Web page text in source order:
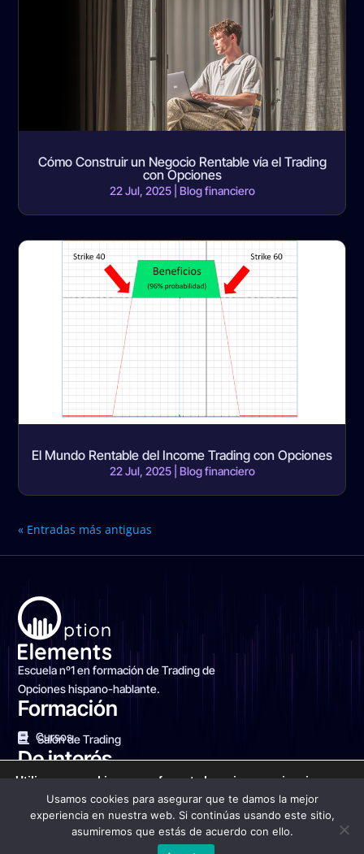
Cómo Construir un Negocio Rentable vía el Trading
con Opciones
22 Jul, 2025| Blog financiero
El Mundo Rentable del Income Trading con Opciones
22 Jul, 2025| Blog financiero
« Entradas más antiguas
Escuela nº1 en formación de Trading de
Opciones hispano-hablante.
Formación
Cursos
Salón de Trading
De interés
Contacto
Utilizamos cookies para ofrecerte la mejor experiencia en
nuestra web.
Puedes aprender más sobre qué cookies utilizamos o
desactivarlas en los
Usamos cookies para asegurar que te damos la mejor
experiencia en nuestra web. Si continúas usando este sitio,
asumiremos que estás de acuerdo con ello.